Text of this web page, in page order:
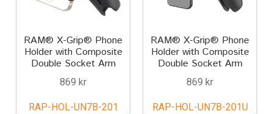
RAM® X-Grip® Phone
Holder with Composite
Double Socket Arm
869 kr
RAP-HOL-UN7B-201
RAM® X-Grip® Phone
Holder with Composite
Double Socket Arm
869 kr
RAP-HOL-UN7B-201U